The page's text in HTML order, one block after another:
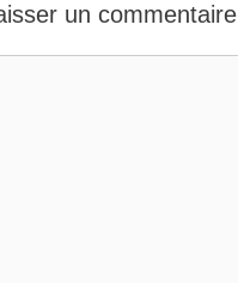
un commentaire